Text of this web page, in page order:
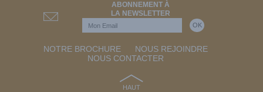
ABONNEMENT À
LA NEWSLETTER
NOTRE BROCHURE
NOUS REJOINDRE
NOUS CONTACTER
HAUT